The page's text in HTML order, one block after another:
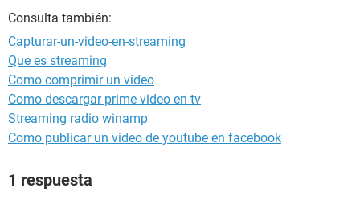
Consulta también:
Capturar-un-video-en-streaming
Que es streaming
Como comprimir un video
Como descargar prime video en tv
Streaming radio winamp
Como publicar un video de youtube en facebook
1 respuesta